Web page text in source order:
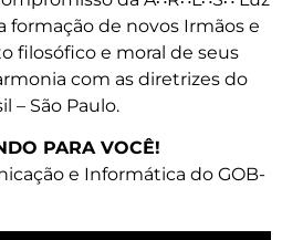
formação de novos Irmãos e
filosófico e moral de seus
com as diretrizes do
– São Paulo.
PARA VOCÊ!
e Informática do GOB-